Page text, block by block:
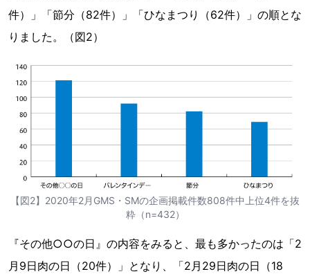
件）」「節分（82件）」「ひなまつり（62件）」の順とな
りました。（図2）
【図2】2020年2月GMS・SMの企画掲載件数808件中上位4件を抜
粋（n=432）
『その他○○の日』の内容をみると、最も多かったのは「2
月9日肉の日（20件）」となり、「2月29日肉の日（18